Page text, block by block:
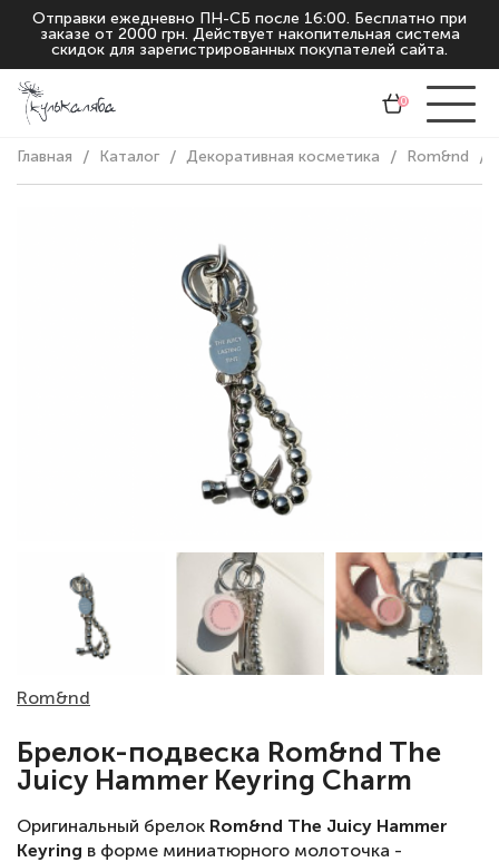
Отправки ежедневно ПН-СБ после 16:00. Бесплатно при
заказе от 2000 грн. Действует накопительная система
скидок для зарегистрированных покупателей сайта.
0
Главная Каталог Декоративная косметика Rom&nd
Rom&nd
Брелок-подвеска Rom&nd The
Juicy Hammer Keyring Charm
Оригинальный брелок Rom&nd The Juicy Hammer
Keyring в форме миниатюрного молоточка -